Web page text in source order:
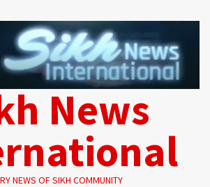
News
NEWS OF SIKH COMMUNITY